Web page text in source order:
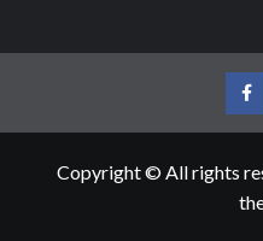
Copyright © All rights